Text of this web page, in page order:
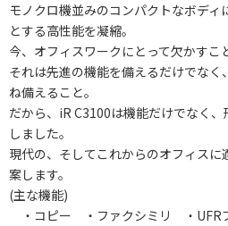
モノクロ機並みのコンパクトなボデ
とする高性能を凝縮。
今、オフィスワークにとって欠かすこ
それは先進の機能を備えるだけでな
ね備えること。
だから、iR C3100は機能だけでなく
しました。
現代の、そしてこれからのオフィス
案します。
(主な機能)
・コピー ・ファクシミリ ・UFR